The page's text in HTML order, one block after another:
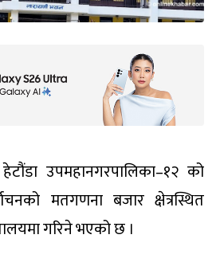
उपमहानगरपालिका–१२ को
मतगणना बजार क्षेत्रस्थित
गरिने भएको छ ।